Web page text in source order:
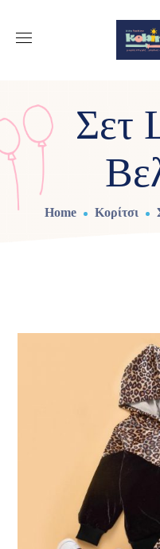
Σετ
Home Κορίτσι